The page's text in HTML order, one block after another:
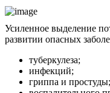
Усиленное выделение
развитии опасных
туберкулеза;
инфекций;
гриппа и простуды;